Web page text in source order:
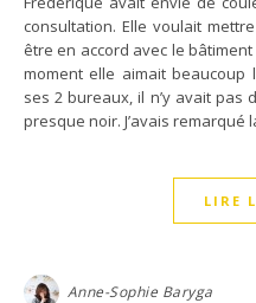
consultation. Elle voulait
être en accord avec le bâtiment
moment elle aimait beaucoup
ses 2 bureaux, il n’y avait pas
presque noir. J’avais
LIRE
Anne-Sophie Baryga